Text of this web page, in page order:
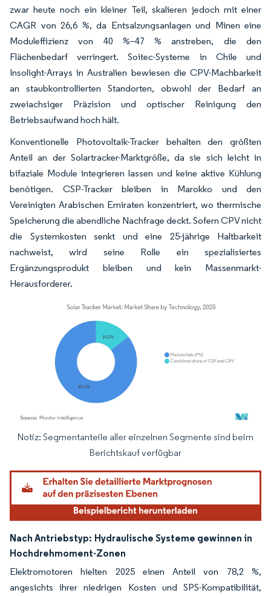
zwar heute noch ein kleiner Teil, skalieren jedoch mit einer
CAGR von 26,6 %, da Entsalzungsanlagen und Minen eine
Moduleffizienz von 40 %–47 % anstreben, die den
Flächenbedarf verringert. Soitec-Systeme in Chile und
Insolight-Arrays in Australien bewiesen die CPV-Machbarkeit
an staubkontrollierten Standorten, obwohl der Bedarf an
zweiachsiger Präzision und optischer Reinigung den
Betriebsaufwand hoch hält.
Konventionelle Photovoltaik-Tracker behalten den größten
Anteil an der Solartracker-Marktgröße, da sie sich leicht in
bifaziale Module integrieren lassen und keine aktive Kühlung
benötigen. CSP-Tracker bleiben in Marokko und den
Vereinigten Arabischen Emiraten konzentriert, wo thermische
Speicherung die abendliche Nachfrage deckt. Sofern CPV nicht
die Systemkosten senkt und eine 25-jährige Haltbarkeit
nachweist, wird seine Rolle ein spezialisiertes
Ergänzungsprodukt bleiben und kein Massenmarkt-
Herausforderer.
Bild © Mordor Intelligence. Wiederverwendung erfordert Namensnennung
Notiz: Segmentanteile aller einzelnen Segmente sind beim
Berichtskauf verfügbar
Nach Antriebstyp: Hydraulische Systeme gewinnen in
Hochdrehmoment-Zonen
Elektromotoren hielten 2025 einen Anteil von 78,2 %,
angesichts ihrer niedrigen Kosten und SPS-Kompatibilität,